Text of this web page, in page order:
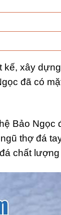
xây
đã có
Bảo
thợ đá
chất